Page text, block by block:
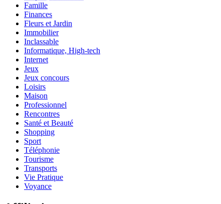
Famille
Finances
Fleurs et Jardin
Immobilier
Inclassable
Informatique, High-tech
Internet
Jeux
Jeux concours
Loisirs
Maison
Professionnel
Rencontres
Santé et Beauté
Shopping
Sport
Téléphonie
Tourisme
Transports
Vie Pratique
Voyance